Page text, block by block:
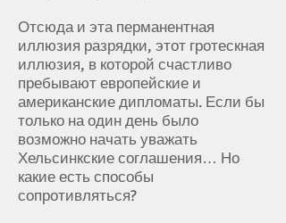
Отсюда и эта перманентная
иллюзия разрядки, этот гротескная
иллюзия, в которой счастливо
пребывают европейские и
американские дипломаты. Если бы
только на один день было
возможно начать уважать
Хельсинкские соглашения… Но
какие есть способы
сопротивляться?